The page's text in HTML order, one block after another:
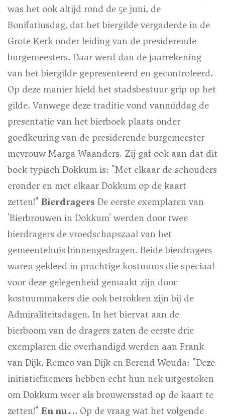
was het ook altijd rond de 5e juni, de
Bonifatiusdag, dat het biergilde vergaderde in de
Grote Kerk onder leiding van de presiderende
burgemeesters. Daar werd dan de jaarrekening
van het biergilde gepresenteerd en gecontroleerd.
Op deze manier hield het stadsbestuur grip op het
gilde. Vanwege deze traditie vond vanmiddag de
presentatie van het bierboek plaats onder
goedkeuring van de presiderende burgemeester
mevrouw Marga Waanders. Zij gaf ook aan dat dit
boek typisch Dokkum is: "Met elkaar de schouders
eronder en met elkaar Dokkum op de kaart
zetten!" Bierdragers De eerste exemplaren van
'Bierbrouwen in Dokkum' werden door twee
bierdragers de vroedschapszaal van het
gemeentehuis binnengedragen. Beide bierdragers
waren gekleed in prachtige kostuums die speciaal
voor deze gelegenheid gemaakt zijn door
kostuummakers die ook betrokken zijn bij de
Admiraliteitsdagen. In het biervat aan de
bierboom van de dragers zaten de eerste drie
exemplaren die overhandigd werden aan Frank
van Dijk, Remco van Dijk en Berend Wouda: "Deze
initiatiefnemers hebben echt hun nek uitgestoken
om Dokkum weer als brouwersstad op de kaart te
zetten!" En nu…. Op de vraag wat het volgende